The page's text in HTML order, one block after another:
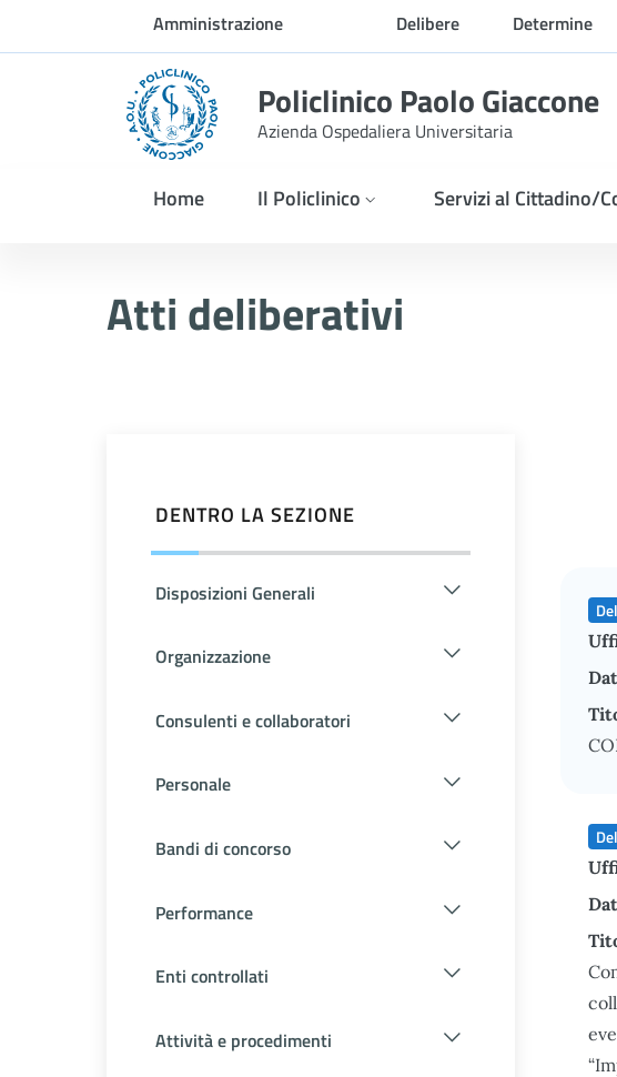
Skip to Main ContentAmministrazione
trasparente
Delibere Determine
Policlinico Paolo Giaccone
Azienda Ospedaliera Universitaria
Home Il Policlinico Servizi al Cittadino/
Atti deliberativi
DENTRO LA SEZIONE
Disposizioni Generali
Organizzazione
Consulenti e collaboratori
Personale
Bandi di concorso
Performance
Enti controllati
Attività e procedimenti